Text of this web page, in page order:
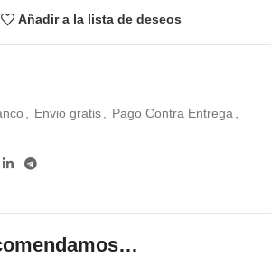
Añadir a la lista de deseos
Envio gratis Pago Contra Entrega